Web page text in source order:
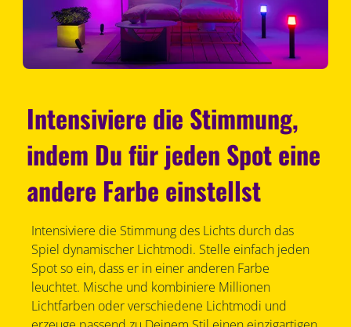
Intensiviere die Stimmung,
indem Du für jeden Spot eine
andere Farbe einstellst
Intensiviere die Stimmung des Lichts durch das
Spiel dynamischer Lichtmodi. Stelle einfach jeden
Spot so ein, dass er in einer anderen Farbe
leuchtet. Mische und kombiniere Millionen
Lichtfarben oder verschiedene Lichtmodi und